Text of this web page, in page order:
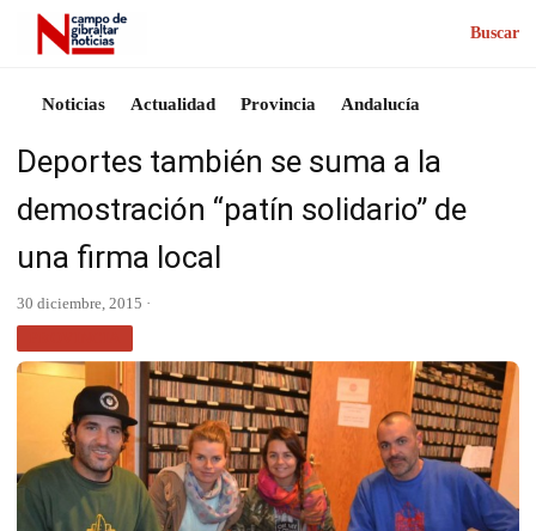
Buscar
Noticias Actualidad Provincia Andalucía
Deportes también se suma a la
demostración “patín solidario” de
una firma local
30 diciembre, 2015 ·